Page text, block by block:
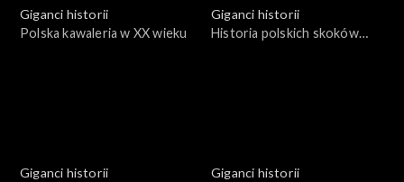
Giganci historii
Polska kawaleria w XX wieku
Giganci historii
Historia polskich skoków
Giganci historii
Giganci historii